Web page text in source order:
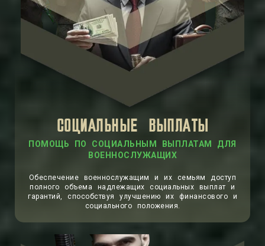
СОЦИАЛЬНЫЕ ВЫПЛАТЫ
ПОМОЩЬ ПО СОЦИАЛЬНЫМ ВЫПЛАТАМ ДЛЯ
ВОЕННОСЛУЖАЩИХ
Обеспечение военнослужащим и их семьям доступ
полного объема надлежащих социальных выплат и
гарантий, способствуя улучшению их финансового и
социального положения.